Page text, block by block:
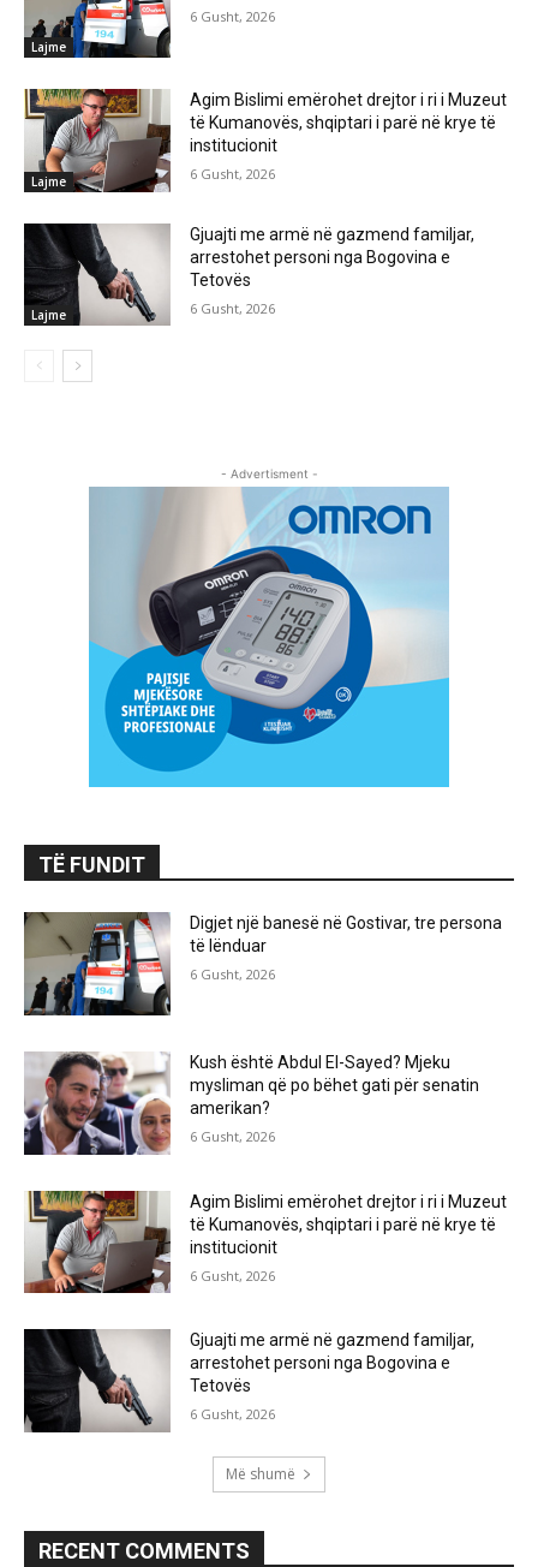
Lajme
6 Gusht, 2026
Lajme
Agim Bislimi emërohet drejtor i ri i Muzeut
të Kumanovës, shqiptari i parë në krye të
institucionit
6 Gusht, 2026
Lajme
Gjuajti me armë në gazmend familjar,
arrestohet personi nga Bogovina e
Tetovës
6 Gusht, 2026
- Advertisment -
TË FUNDIT
Digjet një banesë në Gostivar, tre persona
të lënduar
6 Gusht, 2026
Kush është Abdul El-Sayed? Mjeku
mysliman që po bëhet gati për senatin
amerikan?
6 Gusht, 2026
Agim Bislimi emërohet drejtor i ri i Muzeut
të Kumanovës, shqiptari i parë në krye të
institucionit
6 Gusht, 2026
Gjuajti me armë në gazmend familjar,
arrestohet personi nga Bogovina e
Tetovës
6 Gusht, 2026
Më shumë
RECENT COMMENTS